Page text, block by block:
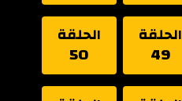
الحلقة
49
الحلقة
50